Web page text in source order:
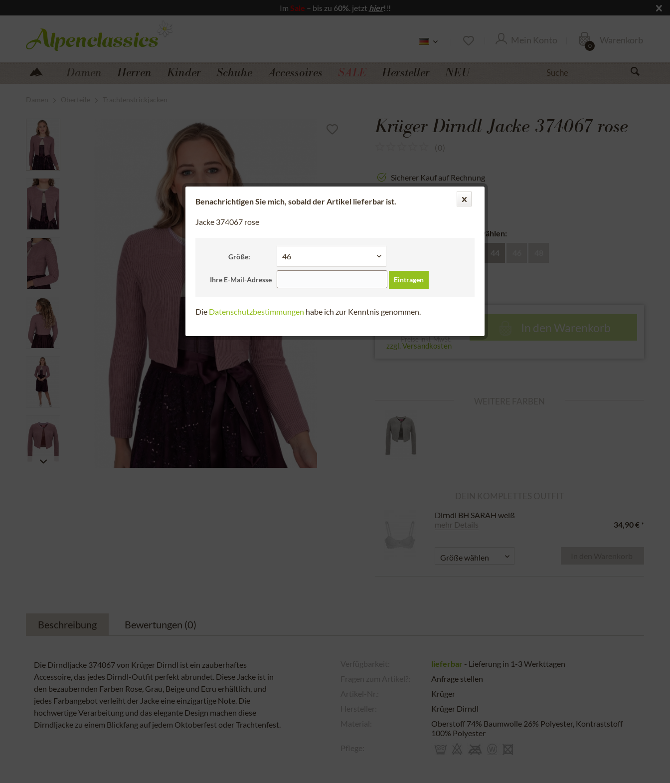
Im Sale – bis zu 60%. jetzt hier!!!
Mein Konto Warenkorb
0
Damen Herren Kinder Schuhe Accessoires SALE Hersteller NEU
Krüger Dirndl Jacke 374067 rose
(0)
Sicherer Kauf auf Rechnung
Kostenfreie Rücksendung
Schneller Versand
Bitte die Größe der Jacke auswählen:
34 44
zur Größentabelle
ab
Preise inkl. MwSt.
zzgl. Versandkosten
In den Warenkorb
Dirndl BH SARAH weiß
34,90 € *
mehr Details
Beschreibung Bewertungen (0)
Die Dirndljacke 374067 von Krüger Dirndl ist ein zauberhaftes
Accessoire, das jedes Dirndl-Outfit perfekt abrundet. Diese Jacke ist in
den bezaubernden Farben Rose, Grau, Beige und Ecru erhältlich, und
jedes Farbangebot verleiht der Jacke eine einzigartige Note. Die
hochwertige Verarbeitung und das elegante Design machen diese
Dirndljacke zu einem Blickfang auf jedem Oktoberfest oder Trachtenfest.
lieferbar - Lieferung in 1-3 Werkttagen
Anfrage stellen
Krüger
Krüger Dirndl
Oberstoff 74% Baumwolle 26% Polyester, Kontraststoff
100% Polyester
Benachrichtigen Sie mich, sobald der Artikel lieferbar ist.
Jacke 374067 rose
Größe:
Ihre E-Mail-Adresse Eintragen
Die Datenschutzbestimmungen habe ich zur Kenntnis genommen.